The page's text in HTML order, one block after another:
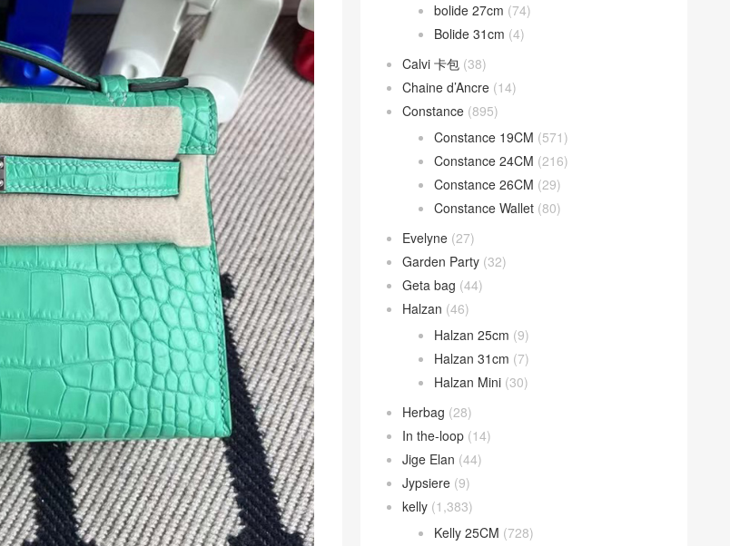
bolide 27cm (74)
Bolide 31cm (4)
Calvi 卡包 (38)
Chaine d’Ancre (14)
Constance (895)
Constance 19CM (571)
Constance 24CM (216)
Constance 26CM (29)
Constance Wallet (80)
Evelyne (27)
Garden Party (32)
Geta bag (44)
Halzan (46)
Halzan 25cm (9)
Halzan 31cm (7)
Halzan Mini (30)
Herbag (28)
In the-loop (14)
Jige Elan (44)
Jypsiere (9)
kelly (1,383)
Kelly 25CM (728)